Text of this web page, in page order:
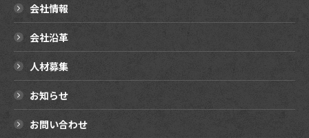
会社情報
会社沿革
人材募集
お知らせ
お問い合わせ